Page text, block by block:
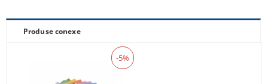
Produse conexe
-5%